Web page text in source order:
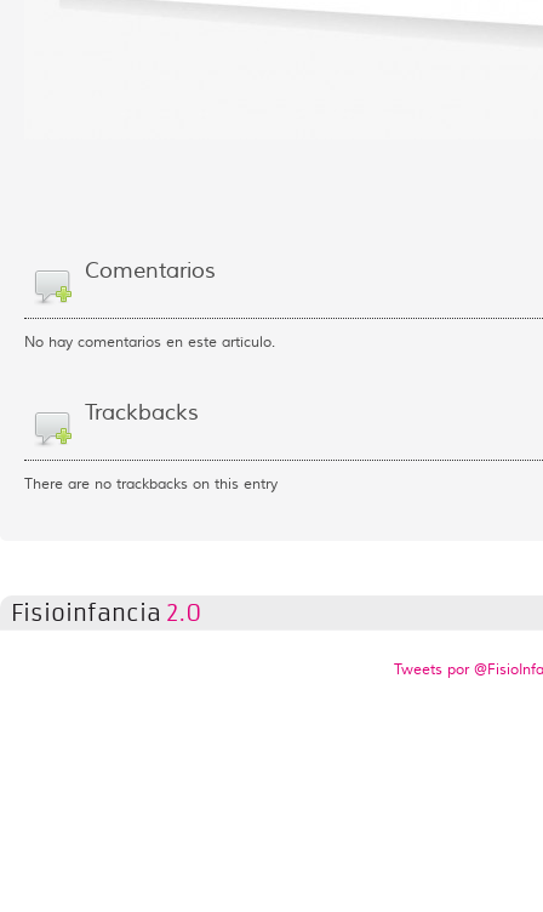
Comentarios
No hay comentarios en este artículo.
Trackbacks
There are no trackbacks on this entry
Fisioinfancia 2.0
Tweets por